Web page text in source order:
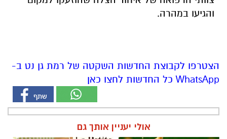
והגיעו במהרה.
הצטרפו לקבוצת החדשות השקטה של רמת גן נט ב-
WhatsApp כל החדשות לחצו כאן
אולי יעניין אותך גם